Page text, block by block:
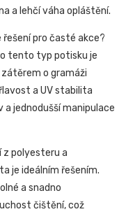
a lehčí váha opláštění.
řešení pro časté akce?
tento typ potisku je
zátěrem o gramáži
a UV stabilita
a jednodušší manipulace
z polyesteru a
je ideálním řešením.
a snadno
čištění, což